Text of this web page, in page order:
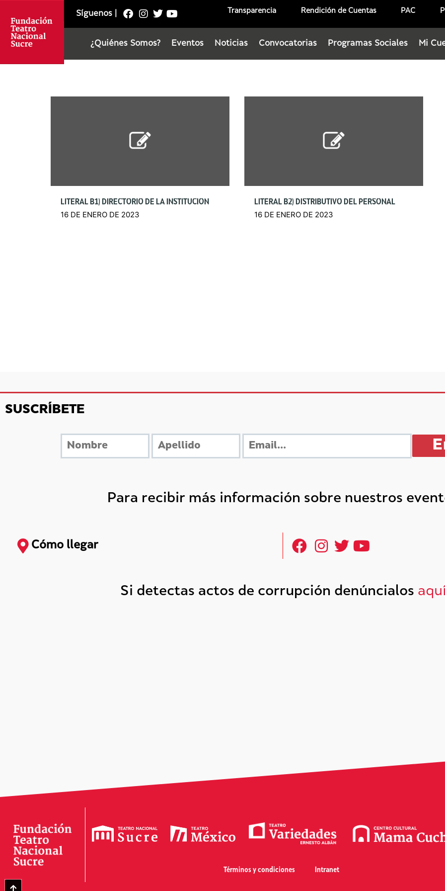
Síguenos Transparencia Rendición de Cuentas PAC
¿Quiénes Somos? Eventos Noticias Convocatorias Programas Sociales Mi
LITERAL B1) DIRECTORIO DE LA INSTITUCIÓN
16 DE ENERO DE 2023
LITERAL B2) DISTRIBUTIVO DEL PERSONAL
16 DE ENERO DE 2023
SUSCRÍBETE
Para recibir más información sobre nuestros
Cómo llegar
Si detectas actos de corrupción denúncialos
Términos y condiciones Intranet